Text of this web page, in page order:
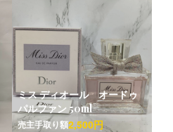
ミス ディオール オードゥ
パルファン 50ml
売主手取り額2,500円